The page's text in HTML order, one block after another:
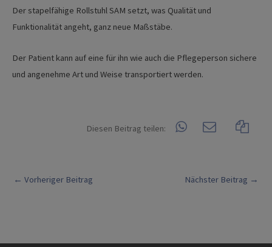
Der stapelfähige Rollstuhl SAM setzt, was Qualität und
Funktionalität angeht, ganz neue Maßstäbe.
Der Patient kann auf eine für ihn wie auch die Pflegeperson sichere
und angenehme Art und Weise transportiert werden.
Diesen Beitrag teilen:
Post
← Vorheriger Beitrag Nächster Beitrag →